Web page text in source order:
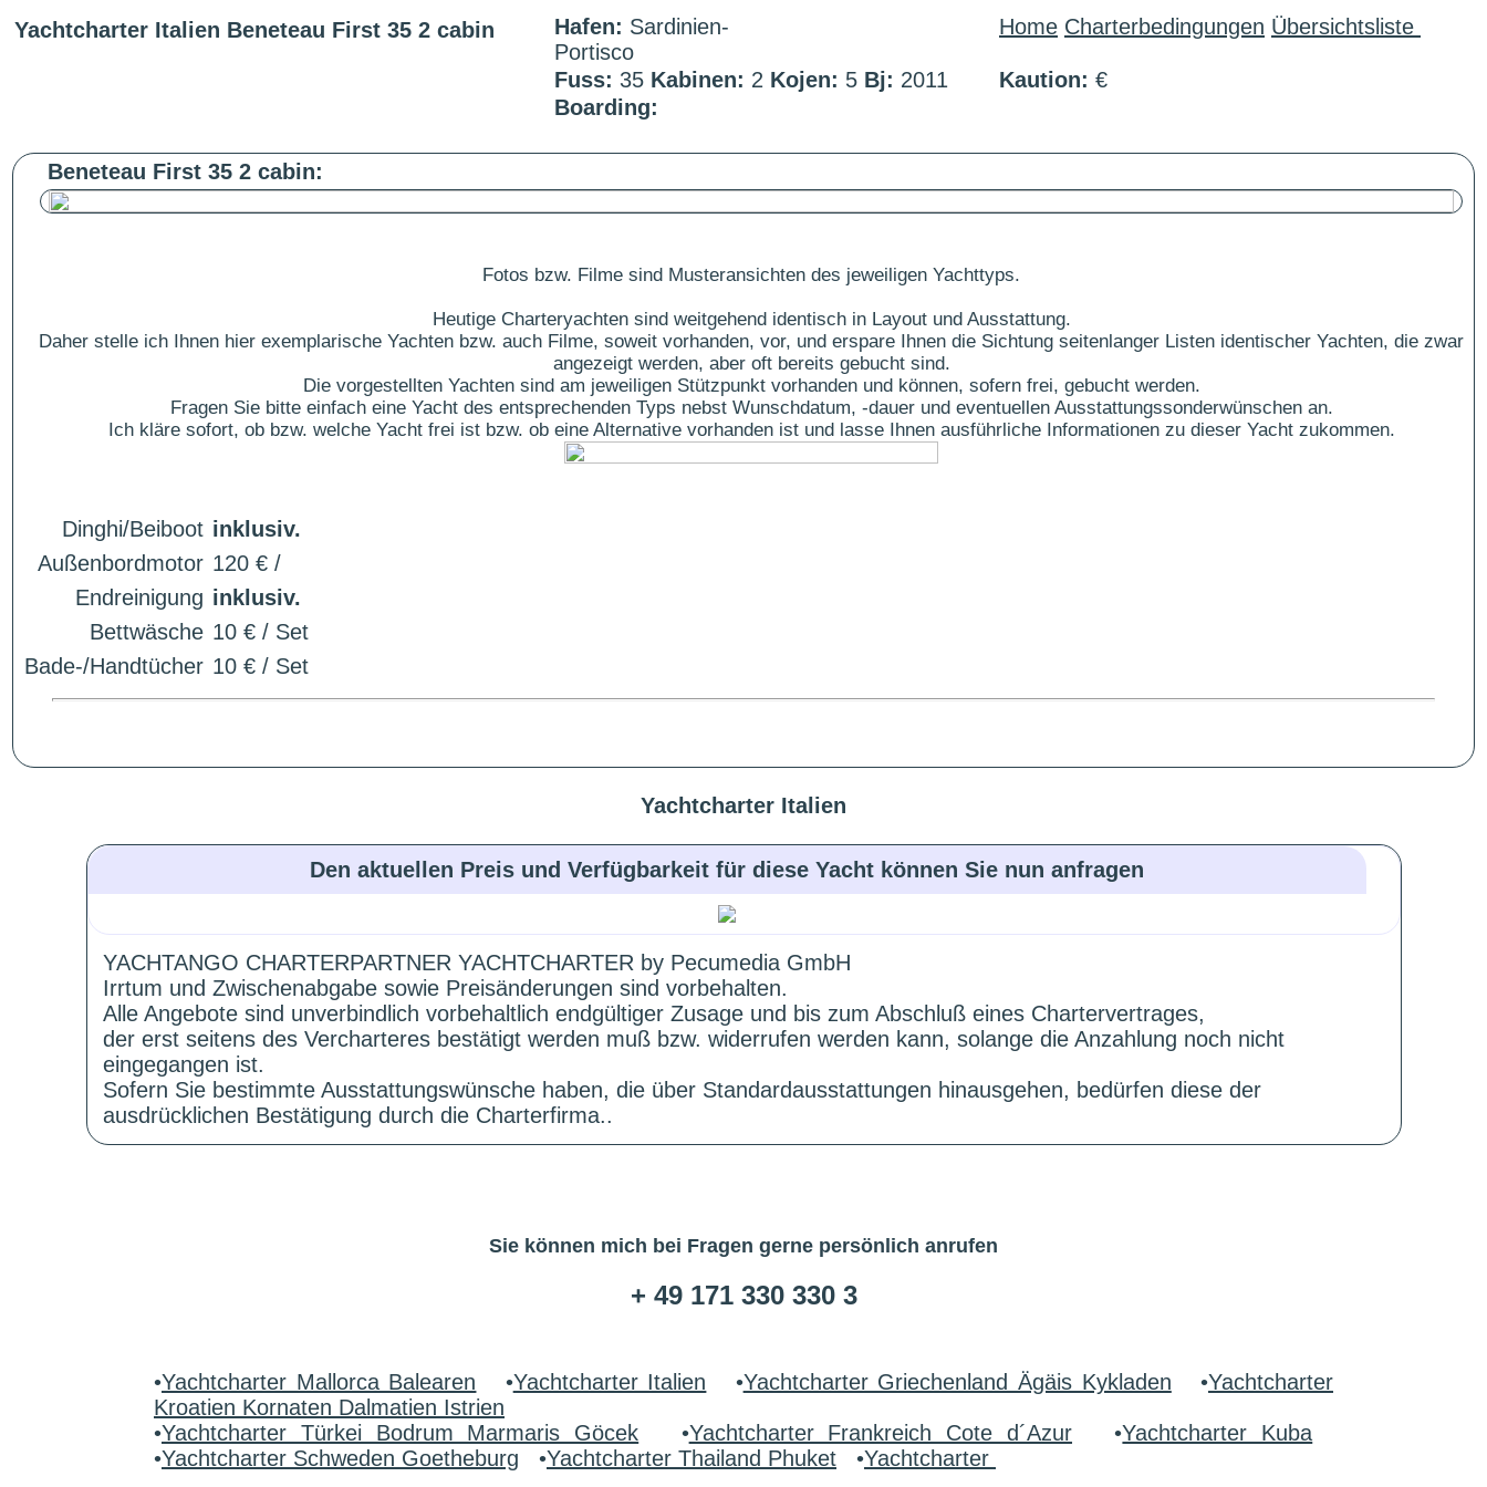
Yachtcharter Italien Beneteau First 35 2 cabin Hafen: Sardinien-
Portisco
Home Charterbedingungen Übersichtsliste
Fuss: 35 Kabinen: 2 Kojen: 5 Bj: 2011 Kaution: €
Boarding:
Beneteau First 35 2 cabin:
Fotos bzw. Filme sind Musteransichten des jeweiligen Yachttyps.
Heutige Charteryachten sind weitgehend identisch in Layout und Ausstattung.
Daher stelle ich Ihnen hier exemplarische Yachten bzw. auch Filme, soweit vorhanden, vor, und erspare Ihnen die Sichtung seitenlanger Listen identischer Yachten, die zwar
angezeigt werden, aber oft bereits gebucht sind.
Die vorgestellten Yachten sind am jeweiligen Stützpunkt vorhanden und können, sofern frei, gebucht werden.
Fragen Sie bitte einfach eine Yacht des entsprechenden Typs nebst Wunschdatum, -dauer und eventuellen Ausstattungssonderwünschen an.
Ich kläre sofort, ob bzw. welche Yacht frei ist bzw. ob eine Alternative vorhanden ist und lasse Ihnen ausführliche Informationen zu dieser Yacht zukommen.
Dinghi/Beiboot inklusiv.
Außenbordmotor 120 € /
Endreinigung inklusiv.
Bettwäsche 10 € / Set
Bade-/Handtücher 10 € / Set
Yachtcharter Italien
Den aktuellen Preis und Verfügbarkeit für diese Yacht können Sie nun anfragen
YACHTANGO CHARTERPARTNER YACHTCHARTER by Pecumedia GmbH
Irrtum und Zwischenabgabe sowie Preisänderungen sind vorbehalten.
Alle Angebote sind unverbindlich vorbehaltlich endgültiger Zusage und bis zum Abschluß eines Chartervertrages,
der erst seitens des Vercharteres bestätigt werden muß bzw. widerrufen werden kann, solange die Anzahlung noch nicht
eingegangen ist.
Sofern Sie bestimmte Ausstattungswünsche haben, die über Standardausstattungen hinausgehen, bedürfen diese der
ausdrücklichen Bestätigung durch die Charterfirma..
Sie können mich bei Fragen gerne persönlich anrufen
+ 49 171 330 330 3
•Yachtcharter Mallorca Balearen •Yachtcharter Italien •Yachtcharter Griechenland Ägäis Kykladen •Yachtcharter
Kroatien Kornaten Dalmatien Istrien
•Yachtcharter Türkei Bodrum Marmaris Göcek •Yachtcharter Frankreich Cote d´Azur •Yachtcharter Kuba
•Yachtcharter Schweden Goetheburg •Yachtcharter Thailand Phuket •Yachtcharter